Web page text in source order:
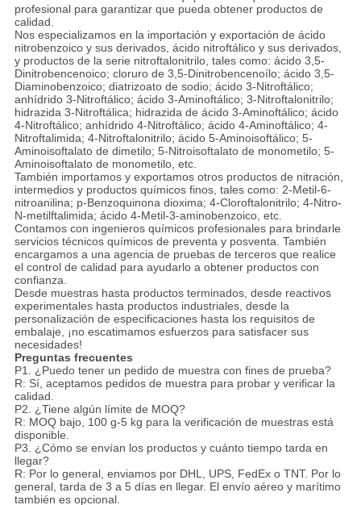
profesional para garantizar que pueda obtener productos de
calidad.
Nos especializamos en la importación y exportación de ácido
nitrobenzoico y sus derivados, ácido nitroftálico y sus derivados,
y productos de la serie nitroftalonitrilo, tales como: ácido 3,5-
Dinitrobencenoico; cloruro de 3,5-Dinitrobencenoílo; ácido 3,5-
Diaminobenzoico; diatrizoato de sodio; ácido 3-Nitroftálico;
anhídrido 3-Nitroftálico; ácido 3-Aminoftálico; 3-Nitroftalonitrilo;
hidrazida 3-Nitroftálica; hidrazida de ácido 3-Aminoftálico; ácido
4-Nitroftálico; anhídrido 4-Nitroftálico; ácido 4-Aminoftálico; 4-
Nitroftalimida; 4-Nitroftalonitrilo; ácido 5-Aminoisoftálico; 5-
Aminoisoftalato de dimetilo; 5-Nitroisoftalato de monometilo; 5-
Aminoisoftalato de monometilo, etc.
También importamos y exportamos otros productos de nitración,
intermedios y productos químicos finos, tales como: 2-Metil-6-
nitroanilina; p-Benzoquinona dioxima; 4-Cloroftalonitrilo; 4-Nitro-
N-metilftalimida; ácido 4-Metil-3-aminobenzoico, etc.
Contamos con ingenieros químicos profesionales para brindarle
servicios técnicos químicos de preventa y posventa. También
encargamos a una agencia de pruebas de terceros que realice
el control de calidad para ayudarlo a obtener productos con
confianza.
Desde muestras hasta productos terminados, desde reactivos
experimentales hasta productos industriales, desde la
personalización de especificaciones hasta los requisitos de
embalaje, ¡no escatimamos esfuerzos para satisfacer sus
necesidades!
Preguntas frecuentes
P1. ¿Puedo tener un pedido de muestra con fines de prueba?
R: Sí, aceptamos pedidos de muestra para probar y verificar la
calidad.
P2. ¿Tiene algún límite de MOQ?
R: MOQ bajo, 100 g-5 kg para la verificación de muestras está
disponible.
P3. ¿Cómo se envían los productos y cuánto tiempo tarda en
llegar?
R: Por lo general, enviamos por DHL, UPS, FedEx o TNT. Por lo
general, tarda de 3 a 5 días en llegar. El envío aéreo y marítimo
también es opcional.